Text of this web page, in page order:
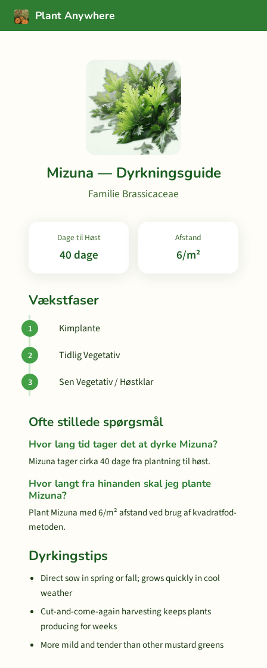
Plant Anywhere
Mizuna — Dyrkningsguide
Familie Brassicaceae
Dage til Høst
40 dage
Afstand
6/m²
Vækstfaser
Kimplante
Tidlig Vegetativ
Sen Vegetativ / Høstklar
Ofte stillede spørgsmål
Hvor lang tid tager det at dyrke Mizuna?
Mizuna tager cirka 40 dage fra plantning til høst.
Hvor langt fra hinanden skal jeg plante
Mizuna?
Plant Mizuna med 6/m² afstand ved brug af kvadratfod-
metoden.
Dyrkingstips
Direct sow in spring or fall; grows quickly in cool
weather
Cut-and-come-again harvesting keeps plants
producing for weeks
More mild and tender than other mustard greens